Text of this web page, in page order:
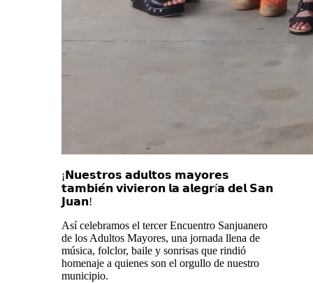
¡𝗡𝘂𝗲𝘀𝘁𝗿𝗼𝘀 𝗮𝗱𝘂𝗹𝘁𝗼𝘀 𝗺𝗮𝘆𝗼𝗿𝗲𝘀
𝘁𝗮𝗺𝗯𝗶𝗲́𝗻 𝘃𝗶𝘃𝗶𝗲𝗿𝗼𝗻 𝗹𝗮 𝗮𝗹𝗲𝗴𝗿í𝗮 𝗱𝗲𝗹 𝗦𝗮𝗻
𝗝𝘂𝗮𝗻!
Así celebramos el tercer Encuentro Sanjuanero
de los Adultos Mayores, una jornada llena de
música, folclor, baile y sonrisas que rindió
homenaje a quienes son el orgullo de nuestro
municipio.